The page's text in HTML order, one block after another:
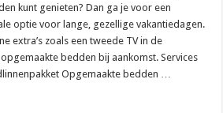
kunt genieten? Dan ga je voor een
optie voor lange, gezellige vakantiedagen.
extra’s zoals een tweede TV in de
bedden bij aankomst. Services
Opgemaakte bedden …